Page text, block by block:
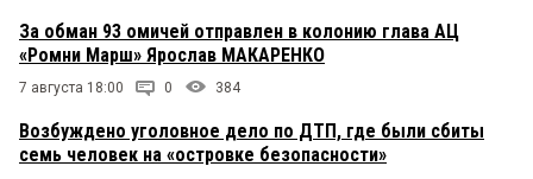
За обман 93 омичей отправлен в колонию глава АЦ
«Ромни Марш» Ярослав МАКАРЕНКО
7 августа 18:00 0 384
Возбуждено уголовное дело по ДТП, где были сбиты
семь человек на «островке безопасности»